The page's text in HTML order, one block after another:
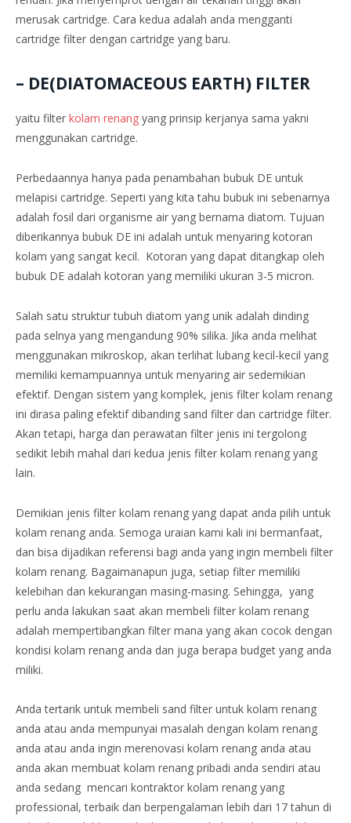
merusak cartridge. Cara kedua adalah anda mengganti
cartridge filter dengan cartridge yang baru.
– DE(DIATOMACEOUS EARTH) FILTER
yaitu filter kolam renang yang prinsip kerjanya sama yakni
menggunakan cartridge.
Perbedaannya hanya pada penambahan bubuk DE untuk
melapisi cartridge. Seperti yang kita tahu bubuk ini sebenarnya
adalah fosil dari organisme air yang bernama diatom. Tujuan
diberikannya bubuk DE ini adalah untuk menyaring kotoran
kolam yang sangat kecil. Kotoran yang dapat ditangkap oleh
bubuk DE adalah kotoran yang memiliki ukuran 3-5 micron.
Salah satu struktur tubuh diatom yang unik adalah dinding
pada selnya yang mengandung 90% silika. Jika anda melihat
menggunakan mikroskop, akan terlihat lubang kecil-kecil yang
memiliki kemampuannya untuk menyaring air sedemikian
efektif. Dengan sistem yang komplek, jenis filter kolam renang
ini dirasa paling efektif dibanding sand filter dan cartridge filter.
Akan tetapi, harga dan perawatan filter jenis ini tergolong
sedikit lebih mahal dari kedua jenis filter kolam renang yang
lain.
Demikian jenis filter kolam renang yang dapat anda pilih untuk
kolam renang anda. Semoga uraian kami kali ini bermanfaat,
dan bisa dijadikan referensi bagi anda yang ingin membeli filter
kolam renang. Bagaimanapun juga, setiap filter memiliki
kelebihan dan kekurangan masing-masing. Sehingga, yang
perlu anda lakukan saat akan membeli filter kolam renang
adalah mempertibangkan filter mana yang akan cocok dengan
kondisi kolam renang anda dan juga berapa budget yang anda
miliki.
Anda tertarik untuk membeli sand filter untuk kolam renang
anda atau anda mempunyai masalah dengan kolam renang
anda atau anda ingin merenovasi kolam renang anda atau
anda akan membuat kolam renang pribadi anda sendiri atau
anda sedang mencari kontraktor kolam renang yang
professional, terbaik dan berpengalaman lebih dari 17 tahun di